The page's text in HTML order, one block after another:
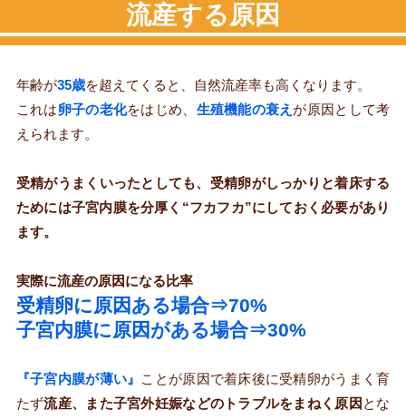
流産する原因
年齢が35歳を超えてくると、自然流産率も高くなります。
これは卵子の老化をはじめ、 生殖機能の衰え が原因として考
えられます。
受精がうまくいったとしても、受精卵がしっかりと着床する
ためには子宮内膜を分厚く“フカフカ”にしておく必要があり
ます。
実際に流産の原因になる比率
受精卵に原因ある場合⇒70%
子宮内膜に原因がある場合⇒30%
『子宮内膜が薄い』 ことが原因で着床後に受精卵がうまく育
たず流産、また子宮外妊娠などのトラブルをまねく原因 とな